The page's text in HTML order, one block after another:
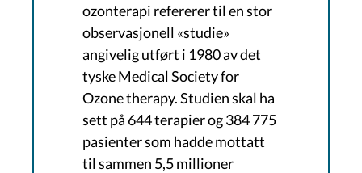
ozonterapi refererer til en stor
observasjonell «studie»
angivelig utført i 1980 av det
tyske Medical Society for
Ozone therapy. Studien skal ha
sett på 644 terapier og 384 775
pasienter som hadde mottatt
til sammen 5,5 millioner